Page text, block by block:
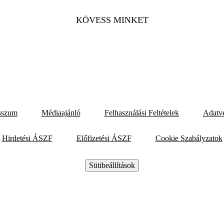
KÖVESS MINKET
Médiaajánló Felhasználási Feltételek
Hirdetési ÁSZF Előfizetési ÁSZF Cookie Szabályzatok
Sütibeállítások